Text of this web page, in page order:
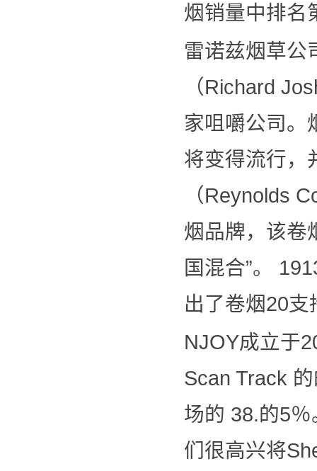
烟销量中排名
雷诺兹烟草公
（Richard
家咀嚼公司。
将变得流行，
（Reynolds
烟品牌，该卷
国混合”。
出了卷烟20
NJOY成立于
Scan Track
场的 38.的5
们很高兴将